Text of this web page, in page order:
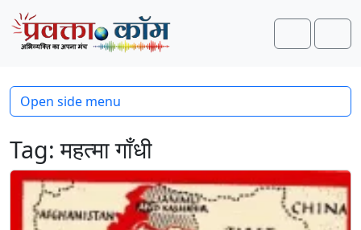
Skip to content
Skip to footer
Search
Tag:महत्मा गाँधी
Open side menu